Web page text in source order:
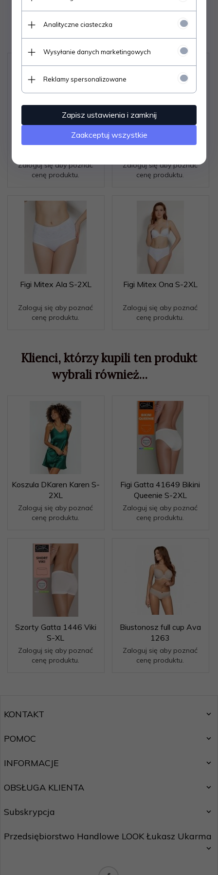
Polecamy
Figi Mitex Ela S-2XL
Zaloguj się aby poznać
cenę produktu.
Figi Mitex Iga 3XL-5XL
Zaloguj się aby poznać
cenę produktu.
Figi Mitex Ala S-2XL
Zaloguj się aby poznać
cenę produktu.
Figi Mitex Ona S-2XL
Zaloguj się aby poznać
cenę produktu.
Klienci, którzy kupili ten produkt
wybrali również...
Koszula DKaren Karen S-
2XL
Zaloguj się aby poznać
cenę produktu.
Figi Gatta 41649 Bikini
Queenie S-2XL
Zaloguj się aby poznać
cenę produktu.
Szorty Gatta 1446 Viki
S-XL
Zaloguj się aby poznać
cenę produktu.
Biustonosz full cup Ava
1263
Zaloguj się aby poznać
cenę produktu.
KONTAKT
POMOC
INFORMACJE
OBSŁUGA KLIENTA
Subskrypcja
Przedsiębiorstwo Handlowe LOOK Łukasz Ukarma
Analityczne ciasteczka
Wysyłanie danych marketingowych
Reklamy spersonalizowane
Zapisz ustawienia i zamknij
Zaakceptuj wszystkie